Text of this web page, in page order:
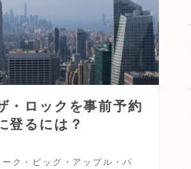
・ロックを事前予約
登るには？
ク・ビッグ・アップル・パ